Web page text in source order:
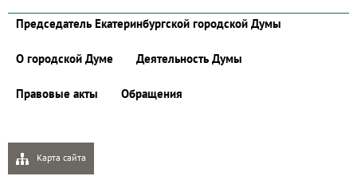
Председатель Екатеринбургской городской Думы
О городской Думе Деятельность Думы
Правовые акты Обращения
Карта сайта